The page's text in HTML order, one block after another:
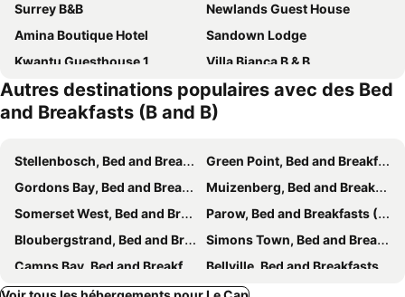
Surrey B&B
Newlands Guest House
Amina Boutique Hotel
Sandown Lodge
Kwantu Guesthouse 1
Villa Bianca B & B
Cheviot Place Guest House
Bayflowers Guest House
34onlincoln Guesthouse
African Haven Guest House
Pentzhaven Guesthouse
Edion Royal Guesthouse
The Cape Colonial Guest House
Broadway Guesthouse
Turning Point B&B
Camps Bay Studio Guesthouse - Studio
Cape palm royal guest house
Caline VIP Mews
One Belvedere
Bob Lodge
Autres destinations populaires avec des Bed
and Breakfasts (B and B)
Stellenbosch, Bed and Breakfasts (B and B)
Green Point, Bed and Breakfasts (B and B)
Gordons Bay, Bed and Breakfasts (B and B)
Muizenberg, Bed and Breakfasts (B and B)
Somerset West, Bed and Breakfasts (B and B)
Parow, Bed and Breakfasts (B and B)
Bloubergstrand, Bed and Breakfasts (B and B)
Simons Town, Bed and Breakfasts (B and B)
Camps Bay, Bed and Breakfasts (B and B)
Bellville, Bed and Breakfasts (B and B)
Milnerton, Bed and Breakfasts (B and B)
Goodwood, Bed and Breakfasts (B and B)